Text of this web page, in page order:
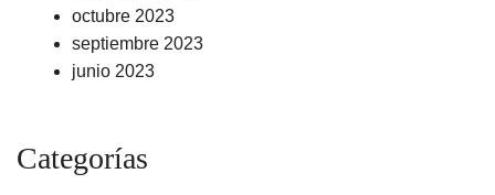
octubre 2023
septiembre 2023
junio 2023
Categorías